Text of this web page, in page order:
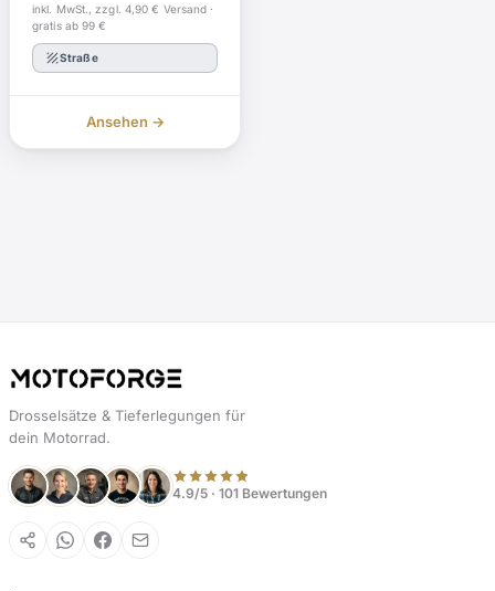
inkl. MwSt., zzgl. 4,90 € Versand ·
gratis ab 99 €
textureStraße
Ansehen →
Drosselsätze & Tieferlegungen für
dein Motorrad.
4.9/5 · 101 Bewertungen